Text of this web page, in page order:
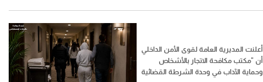
أعلنت المديرية العامة لقوى الأمن الداخلي
أن "مكتب مكافحة الاتجار بالأشخاص
وحماية الآداب في وحدة الشرطة القضائية